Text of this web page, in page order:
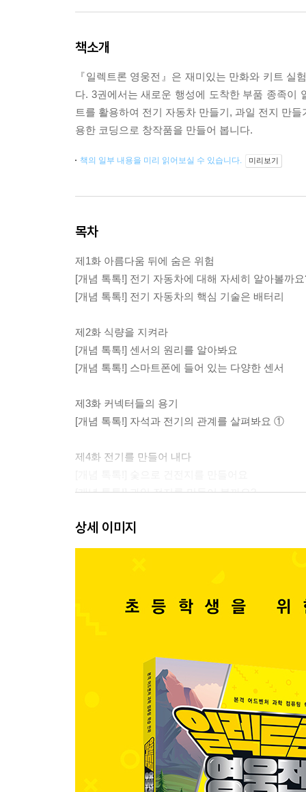
책소개
『일렉트론 영웅전』은 재미있는 만화와 키트 실
다. 3권에서는 새로운 행성에 도착한 부품 종족이
트를 활용하여 전기 자동차 만들기, 과일 전지 만
용한 코딩으로 창작품을 만들어 봅니다.
책의 일부 내용을 미리 읽어보실 수 있습니다. 미리보기
목차
제1화 아름다움 뒤에 숨은 위험
[개념 톡톡!] 전기 자동차에 대해 자세히 알아볼까
[개념 톡톡!] 전기 자동차의 핵심 기술은 배터리
제2화 식량을 지켜라
[개념 톡톡!] 센서의 원리를 알아봐요
[개념 톡톡!] 스마트폰에 들어 있는 다양한 센서
제3화 커넥터들의 용기
[개념 톡톡!] 자석과 전기의 관계를 살펴봐요 ①
제4화 전기를 만들어 내다
[개념 톡톡!] 과일 전지를 만들어 볼까요?
제5화 결전을 위한 준비
제6화 깨어난 레드의 힘
부록: 전자 회로 응용 실험
부록: 전자 화로 실험 키트 소개
상세 이미지